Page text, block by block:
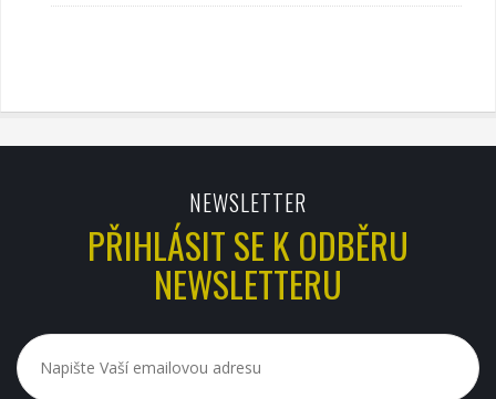
NEWSLETTER
PŘIHLÁSIT SE K ODBĚRU
NEWSLETTERU